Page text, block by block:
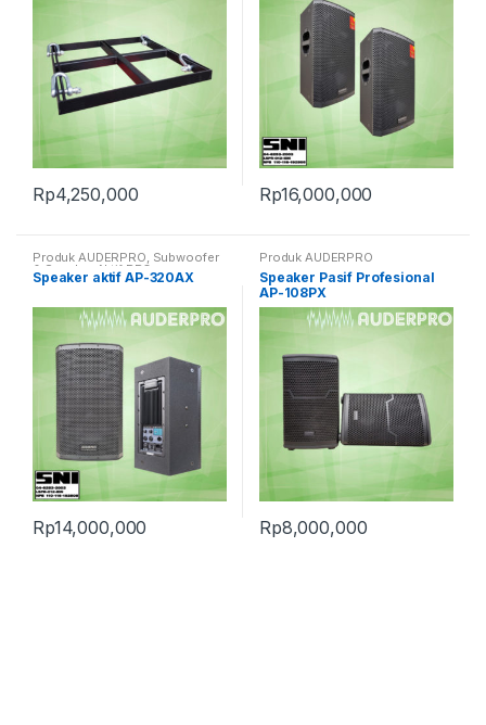
Rp4,250,000 Rp16,000,000
Produk AUDERPRO, Subwoofer
& Speaker Aktif PRO
Speaker aktif AP-320AX
Rp14,000,000
Produk AUDERPRO
Speaker Pasif Profesional
AP-108PX
Rp8,000,000